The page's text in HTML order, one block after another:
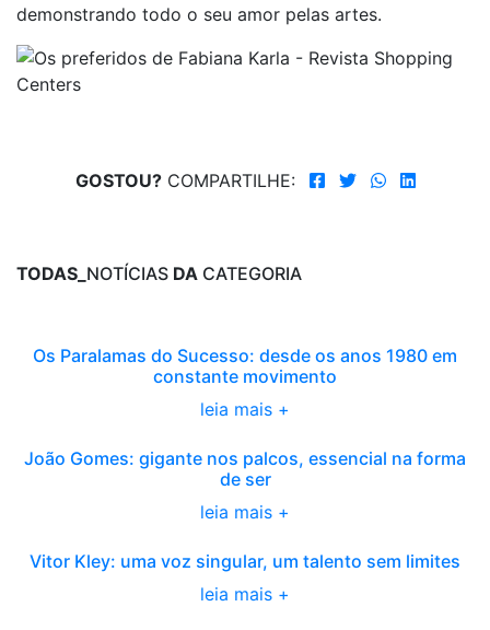
demonstrando todo o seu amor pelas artes.
GOSTOU?COMPARTILHE:
TODAS_ NOTÍCIAS DA CATEGORIA
Os Paralamas do Sucesso: desde os anos 1980 em
constante movimento
leia mais +
João Gomes: gigante nos palcos, essencial na forma
de ser
leia mais +
Vitor Kley: uma voz singular, um talento sem limites
leia mais +